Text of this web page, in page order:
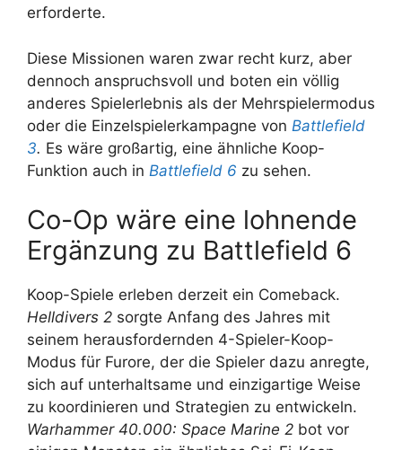
erforderte.
Diese Missionen waren zwar recht kurz, aber
dennoch anspruchsvoll und boten ein völlig
anderes Spielerlebnis als der Mehrspielermodus
oder die Einzelspielerkampagne von Battlefield
3. Es wäre großartig, eine ähnliche Koop-
Funktion auch in Battlefield 6 zu sehen.
Co-Op wäre eine lohnende
Ergänzung zu Battlefield 6
Koop-Spiele erleben derzeit ein Comeback.
Helldivers 2 sorgte Anfang des Jahres mit
seinem herausfordernden 4-Spieler-Koop-
Modus für Furore, der die Spieler dazu anregte,
sich auf unterhaltsame und einzigartige Weise
zu koordinieren und Strategien zu entwickeln.
Warhammer 40.000: Space Marine 2 bot vor